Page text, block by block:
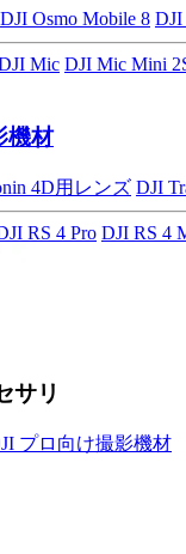
DJI Osmo Mobile 8 DJI
Mic DJI Mic Mini
機材
4D用レンズ DJI
RS 4 Pro DJI RS 4
サリ
プロ向け撮影機材